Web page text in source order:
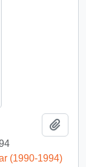
(1990-1994)